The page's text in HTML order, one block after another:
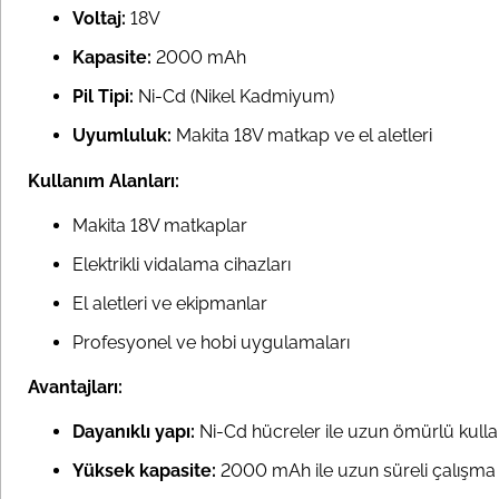
Voltaj: 18V
Kapasite: 2000 mAh
Pil Tipi: Ni-Cd (Nikel Kadmiyum)
Uyumluluk: Makita 18V matkap ve el aletleri
Kullanım Alanları:
Makita 18V matkaplar
Elektrikli vidalama cihazları
El aletleri ve ekipmanlar
Profesyonel ve hobi uygulamaları
Avantajları:
Dayanıklı yapı: Ni-Cd hücreler ile uzun ömürlü
Yüksek kapasite: 2000 mAh ile uzun süreli çalışma